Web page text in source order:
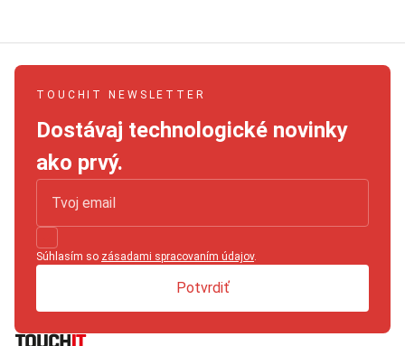
TOUCHIT NEWSLETTER
Dostávaj technologické novinky
ako prvý.
Súhlasím so zásadami spracovaním údajov.
Potvrdiť